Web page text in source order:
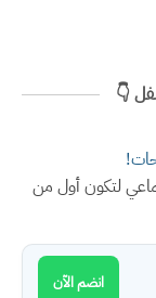
👇
لتكون أول من
انضم الآن